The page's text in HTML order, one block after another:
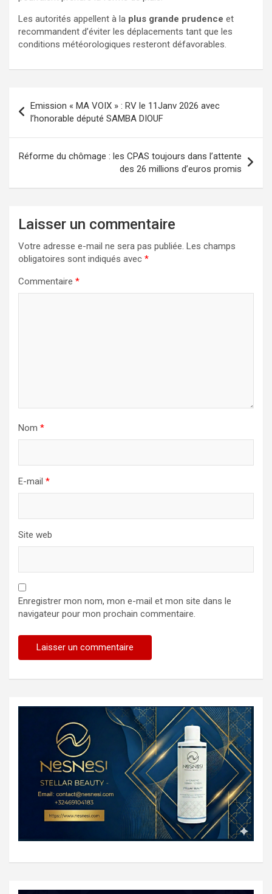
Les autorités appellent à la plus grande prudence et
recommandent d’éviter les déplacements tant que les
conditions météorologiques resteront défavorables.
Emission « MA VOIX » : RV le 11Janv 2026 avec
l’honorable député SAMBA DIOUF
Réforme du chômage : les CPAS toujours dans l’attente
des 26 millions d’euros promis
Laisser un commentaire
Votre adresse e-mail ne sera pas publiée. Les champs
obligatoires sont indiqués avec *
Commentaire *
Nom *
E-mail *
Site web
Enregistrer mon nom, mon e-mail et mon site dans le
navigateur pour mon prochain commentaire.